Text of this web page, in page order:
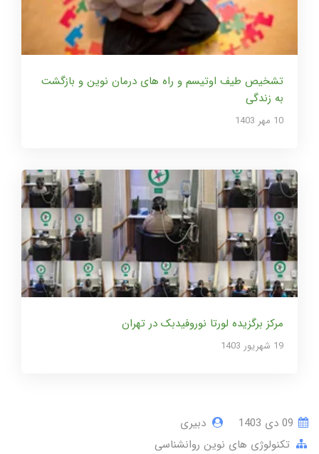
تشخیص طیف اوتیسم و راه های درمان نوین و بازگشت
به زندگی
10 مهر 1403
مرکز برگزیده لورتا نوروفیدبک در تهران
19 شهریور 1403
دبیری
تکنولوژی های نوین روانشناسی